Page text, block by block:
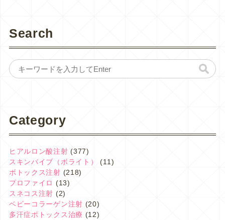
Search
Category
ヒアルロン酸注射 (377)
スキンバイブ（ボライト）
(11)
ボトックス注射 (218)
プロファイロ (13)
スネコス注射 (2)
ベビーコラーゲン注射 (20)
多汗症ボトックス治療 (12)